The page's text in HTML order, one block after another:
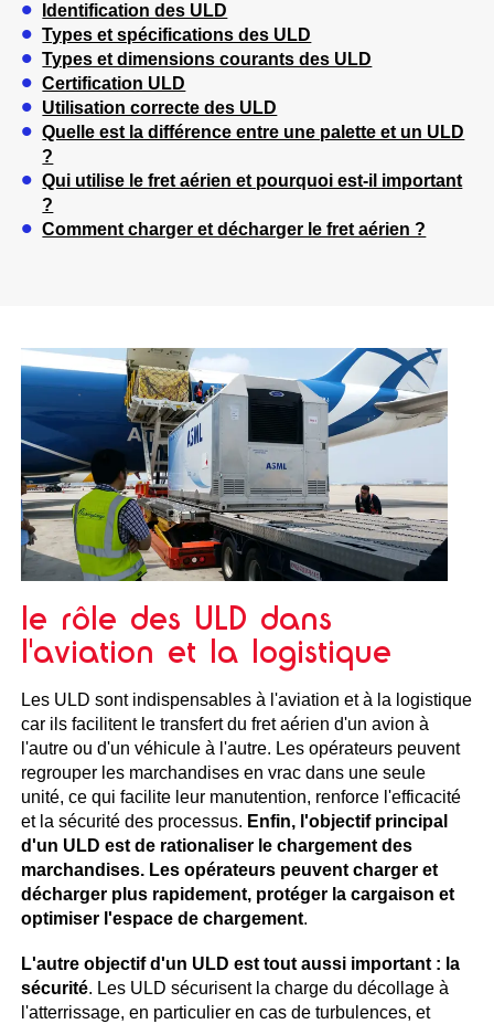
Identification des ULD
Types et spécifications des ULD
Types et dimensions courants des ULD
Certification ULD
Utilisation correcte des ULD
Quelle est la différence entre une palette et un ULD
?
Qui utilise le fret aérien et pourquoi est-il important
?
Comment charger et décharger le fret aérien ?
le rôle des ULD dans
l'aviation et la logistique
Les ULD sont indispensables à l'aviation et à la logistique
car ils facilitent le transfert du fret aérien d'un avion à
l'autre ou d'un véhicule à l'autre. Les opérateurs peuvent
regrouper les marchandises en vrac dans une seule
unité, ce qui facilite leur manutention, renforce l'efficacité
et la sécurité des processus. Enfin, l'objectif principal
d'un ULD est de rationaliser le chargement des
marchandises. Les opérateurs peuvent charger et
décharger plus rapidement, protéger la cargaison et
optimiser l'espace de chargement.
L'autre objectif d'un ULD est tout aussi important : la
sécurité. Les ULD sécurisent la charge du décollage à
l'atterrissage, en particulier en cas de turbulences, et